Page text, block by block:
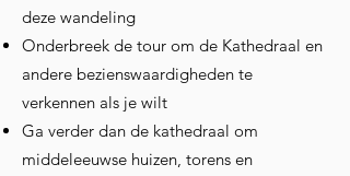
deze wandeling
Onderbreek de tour om de Kathedraal en
andere bezienswaardigheden te
verkennen als je wilt
Ga verder dan de kathedraal om
middeleeuwse huizen, torens en